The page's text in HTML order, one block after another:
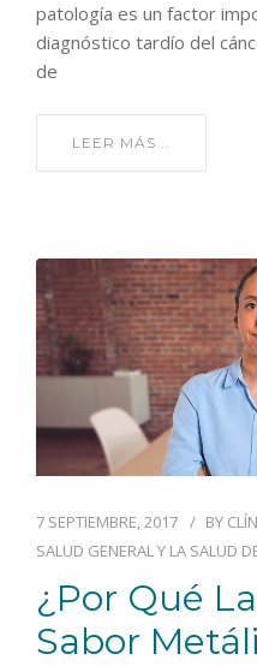
patología es un factor
diagnóstico tardío del
de
LEER MÁS...
7 SEPTIEMBRE, 2017 BY
SALUD GENERAL Y LA SALUD
¿Por Qué
Sabor